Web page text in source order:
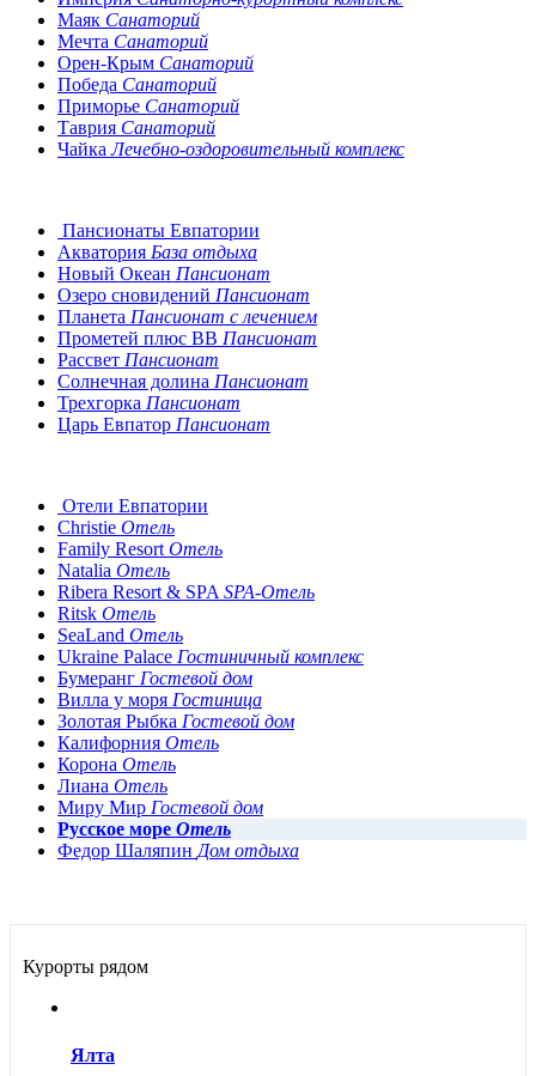
Маяк Санаторий
Мечта Санаторий
Орен-Крым Санаторий
Победа Санаторий
Приморье Санаторий
Таврия Санаторий
ЧайкаЛечебно-оздоровительный комплекс
Пансионаты Евпатории
Акватория База отдыха
Новый Океан Пансионат
Озеро сновидений Пансионат
Планета Пансионат с лечением
Прометей плюс ВВ Пансионат
Рассвет Пансионат
Солнечная долина Пансионат
Трехгорка Пансионат
Царь Евпатор Пансионат
Отели Евпатории
Christie Отель
Family Resort Отель
Natalia Отель
Ribera Resort & SPA SPA-Отель
Ritsk Отель
SeaLand Отель
Ukraine Palace Гостиничный комплекс
Бумеранг Гостевой дом
Вилла у моря Гостиница
Золотая Рыбка Гостевой дом
Калифорния Отель
Корона Отель
Лиана Отель
Миру Мир Гостевой дом
Русское море Отель
Федор Шаляпин Дом отдыха
Курорты рядом
Ялта